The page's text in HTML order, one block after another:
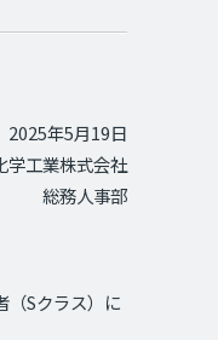
2025年5月19日
学工業株式会社
総務人事部
（Sクラス）に